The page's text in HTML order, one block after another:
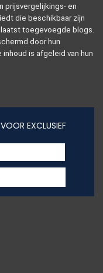
prijsvergelijkings- en
die beschikbaar zijn
toegevoegde blogs.
door hun
is afgeleid van hun
EXCLUSIEF